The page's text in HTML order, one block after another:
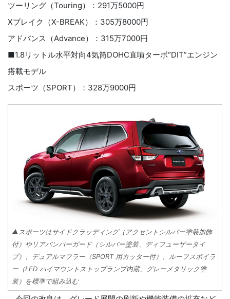
ツーリング（Touring）：291万5000円
Xブレイク（X-BREAK）：305万8000円
アドバンス（Advance）：315万7000円
■1.8リットル水平対向4気筒DOHC直噴ターボ“DIT”エンジン
搭載モデル
スポーツ（SPORT）：328万9000円
▲スポーツはサイドクラッディング（アクセントシルバー塗装加飾
付）やリアバンパーガード（シルバー塗装、ディフューザータイ
プ）、デュアルマフラー（SPORT 用カッター付）、ルーフスポイラ
ー（LED ハイマウントストップランプ内蔵、グレーメタリック塗
装）を標準で組み込む